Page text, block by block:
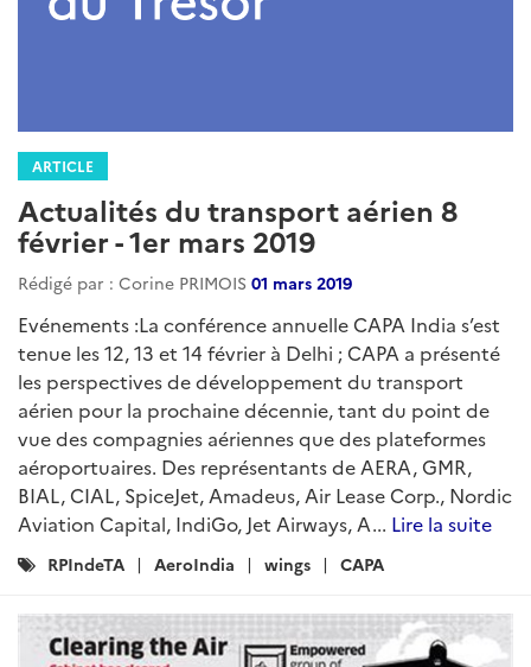
ARTICLE
Actualités du transport aérien 8
février - 1er mars 2019
Rédigé par : Corine PRIMOIS 01 mars 2019
Evénements :La conférence annuelle CAPA India s’est
tenue les 12, 13 et 14 février à Delhi ; CAPA a présenté
les perspectives de développement du transport
aérien pour la prochaine décennie, tant du point de
vue des compagnies aériennes que des plateformes
aéroportuaires. Des représentants de AERA, GMR,
BIAL, CIAL, SpiceJet, Amadeus, Air Lease Corp., Nordic
Aviation Capital, IndiGo, Jet Airways, A... Lire la suite
Catégories
RPIndeTA AeroIndia wings CAPA